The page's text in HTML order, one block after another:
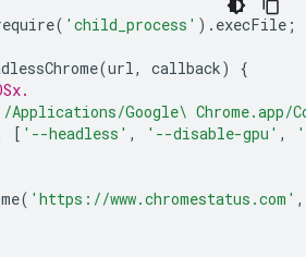
( 'child_process' ). execFile ;
(url, callback)
{
Applications/Google\ Chrome.app/
[ '--headless' , '--disable-gpu' ,
( 'https://www.chromestatus.com' ,